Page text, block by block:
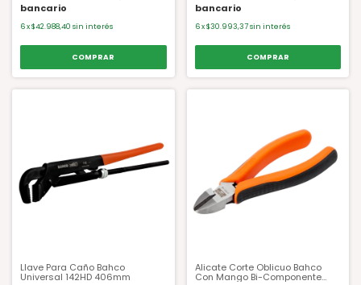
bancario
6x$42.988,40 sin interés
bancario
6 x$30.993,37 sin interés
Llave Para Caño Bahco
Universal 142HD 406mm
Alicate Corte Oblicuo Bahco
Con Mango Bi-Componente